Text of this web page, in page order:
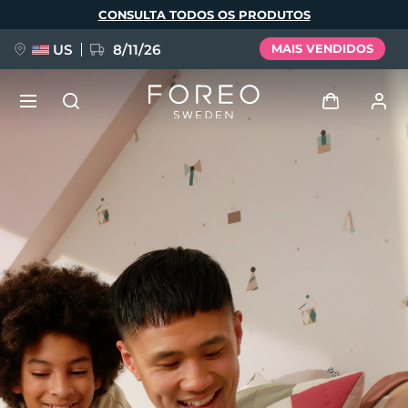
principal
CONSULTA TODOS OS PRODUTOS
US 8/11/26 MAIS VENDIDOS
Perfil de usuário
Meus pedidos
As minhas subscrições
NOVIDADE
FAQ™ Pure Beauty-Tech Elixir
BREAKING NEWS
issa™ Teeth Whitening Set
Idioma
English Deutsch
Español
Français
Italiano
Polski
Svenska
Русский
Türkçe
简体中文